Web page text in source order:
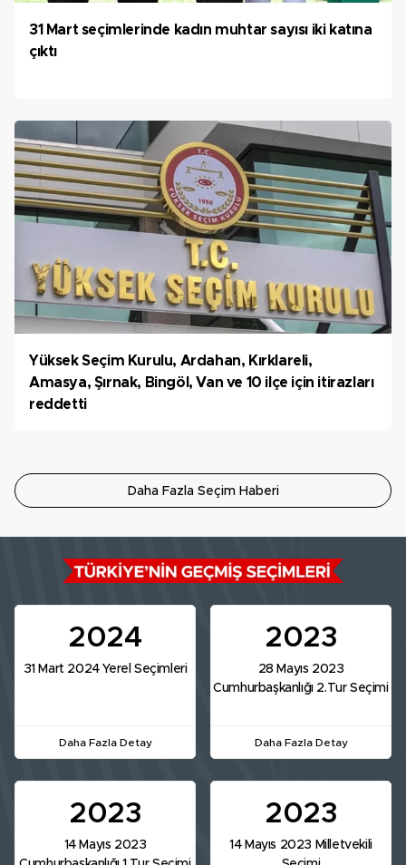
31 Mart seçimlerinde kadın muhtar sayısı iki katına
çıktı
Yüksek Seçim Kurulu, Ardahan, Kırklareli,
Amasya, Şırnak, Bingöl, Van ve 10 ilçe için itirazları
reddetti
Daha Fazla Seçim Haberi
2024
31 Mart 2024 Yerel Seçimleri
Daha Fazla Detay
2023
28 Mayıs 2023
Cumhurbaşkanlığı 2.Tur Seçimi
Daha Fazla Detay
2023
14 Mayıs 2023
2023
14 Mayıs 2023 Milletvekili